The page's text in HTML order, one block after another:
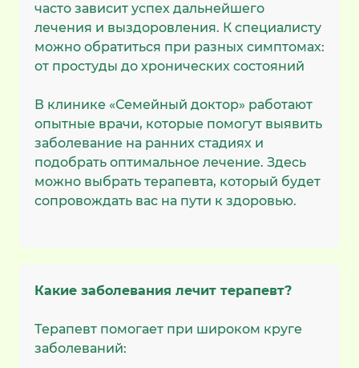
часто зависит успех дальнейшего
лечения и выздоровления. К специалисту
можно обратиться при разных симптомах:
от простуды до хронических состояний
В клинике «Семейный доктор» работают
опытные врачи, которые помогут выявить
заболевание на ранних стадиях и
подобрать оптимальное лечение. Здесь
можно выбрать терапевта, который будет
сопровождать вас на пути к здоровью.
Какие заболевания лечит терапевт?
Терапевт помогает при широком круге
заболеваний: